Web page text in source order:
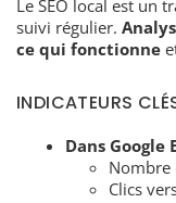
Le SEO local est un
suivi régulier.
ce qui fonctionne
INDICATEURS
Dans Google
Nombre
Clics